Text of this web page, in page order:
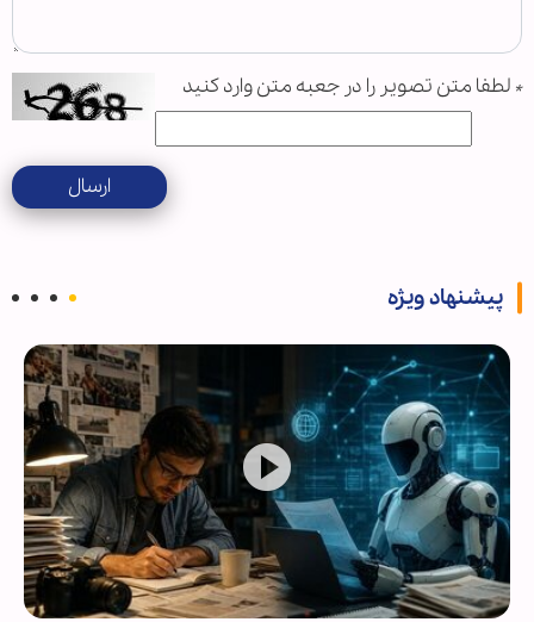
* لطفا متن تصویر را در جعبه متن وارد کنید
ارسال
پیشنهاد ویژه